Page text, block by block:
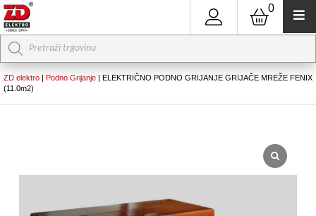
0
Products
search
ZD elektro | Podno Grijanje | ELEKTRIČNO PODNO GRIJANJE GRIJAČE MREŽE FENIX
(11.0m2)